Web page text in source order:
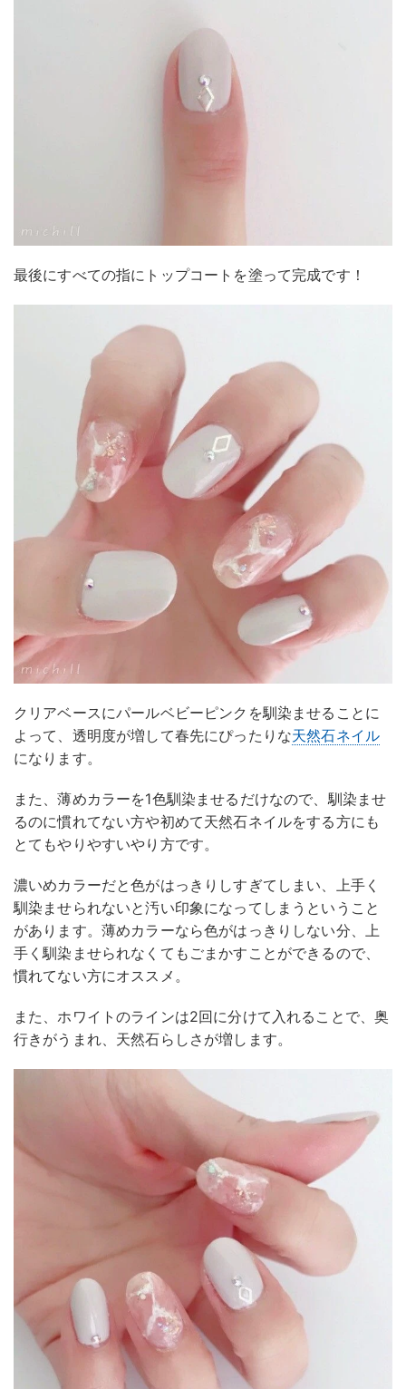
最後にすべての指にトップコートを塗って完成です！
クリアベースにパールベビーピンクを馴染ませることに
よって、透明度が増して春先にぴったりな天然石ネイル
になります。
また、薄めカラーを1色馴染ませるだけなので、馴染ませ
るのに慣れてない方や初めて天然石ネイルをする方にも
とてもやりやすいやり方です。
濃いめカラーだと色がはっきりしすぎてしまい、上手く
馴染ませられないと汚い印象になってしまうということ
があります。薄めカラーなら色がはっきりしない分、上
手く馴染ませられなくてもごまかすことができるので、
慣れてない方にオススメ。
また、ホワイトのラインは2回に分けて入れることで、奥
行きがうまれ、天然石らしさが増します。